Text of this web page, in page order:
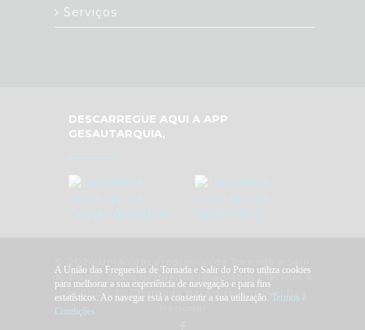
Serviços
DESCARREGUE AQUI A APP
GESAUTARQUIA,
do Porto. Todos os direitos reservados |Termos e
Condições
Chamada para a rede/móvel fixa
A União das Freguesias de Tornada e Salir do Porto utiliza cookies
para melhorar a sua experiência de navegação e para fins
estatísticos. Ao navegar está a consentir a sua utilização. Termos e
Condições